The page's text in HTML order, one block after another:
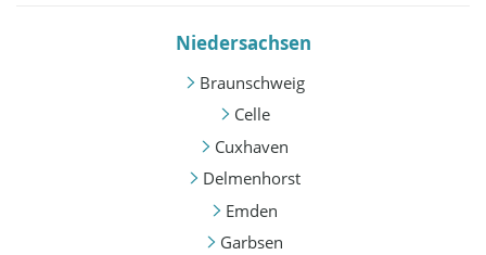
Niedersachsen
Braunschweig
Celle
Cuxhaven
Delmenhorst
Emden
Garbsen